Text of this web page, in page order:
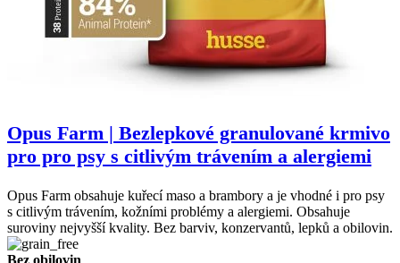
Opus Farm | Bezlepkové granulované krmivo
pro pro psy s citlivým trávením a alergiemi
Opus Farm obsahuje kuřecí maso a brambory a je vhodné i pro psy
s citlivým trávením, kožními problémy a alergiemi. Obsahuje
suroviny nejvyšší kvality. Bez barviv, konzervantů, lepků a obilovin.
Bez obilovin